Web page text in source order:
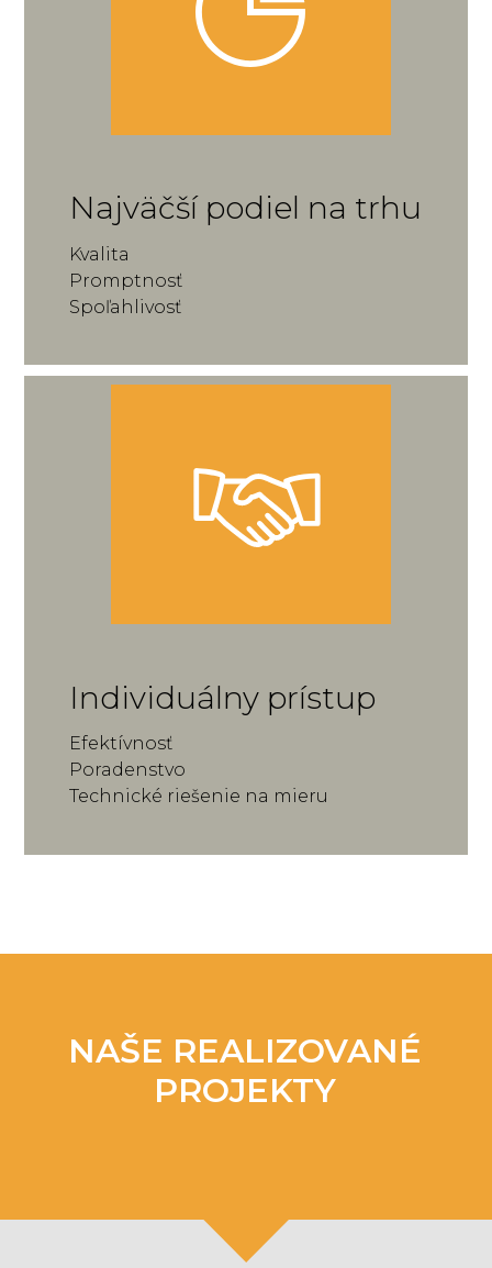
Najväčší podiel na trhu
Kvalita
Promptnosť
Spoľahlivosť
Individuálny prístup
Efektívnosť
Poradenstvo
Technické riešenie na mieru
NAŠE REALIZOVANÉ
PROJEKTY